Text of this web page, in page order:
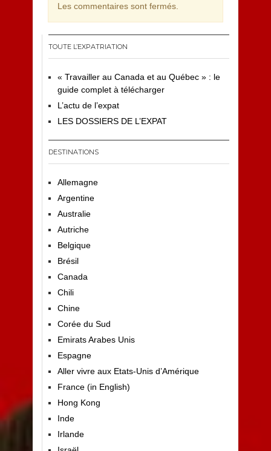
Les commentaires sont fermés.
TOUTE L’EXPATRIATION
« Travailler au Canada et au Québec » : le
guide complet à télécharger
L’actu de l’expat
LES DOSSIERS DE L’EXPAT
DESTINATIONS
Allemagne
Argentine
Australie
Autriche
Belgique
Brésil
Canada
Chili
Chine
Corée du Sud
Emirats Arabes Unis
Espagne
Aller vivre aux Etats-Unis d’Amérique
France (in English)
Hong Kong
Inde
Irlande